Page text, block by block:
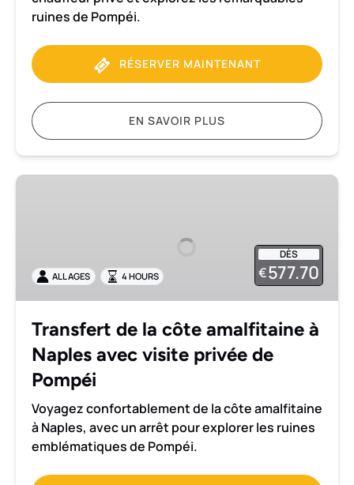
ruines de Pompéi.
RÉSERVER MAINTENANT
EN SAVOIR PLUS
Transfert
Naples
visite
privée
Pompéi
DÈS
€577.70
ALL AGES 4 HOURS
Transfert de la côte amalfitaine à
Naples avec visite privée de
Pompéi
Voyagez confortablement de la côte amalfitaine
à Naples, avec un arrêt pour explorer les ruines
emblématiques de Pompéi.